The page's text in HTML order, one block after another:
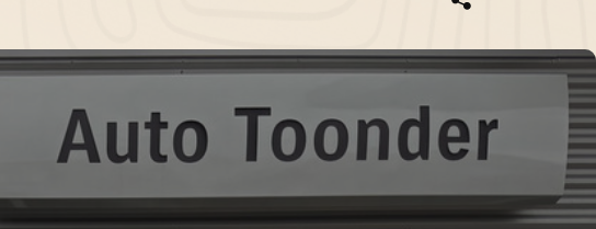
OVER ONS
VERKOCHT